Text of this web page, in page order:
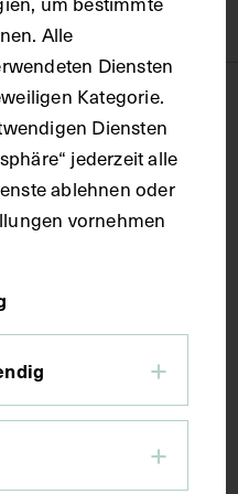
x 21,7 cm
Alle
Diensten
Kategorie.
Diensten
jederzeit alle
ablehnen oder
vornehmen